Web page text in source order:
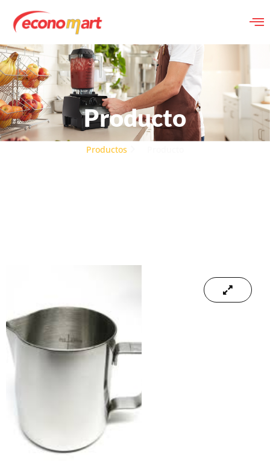
Producto
Productos